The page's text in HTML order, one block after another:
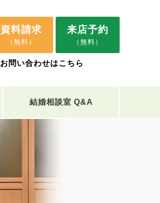
資料請求
（無料）
来店予約
（無料）
お問い合わせはこちら
結婚相談室 Q&A